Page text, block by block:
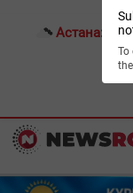
To
Астана: